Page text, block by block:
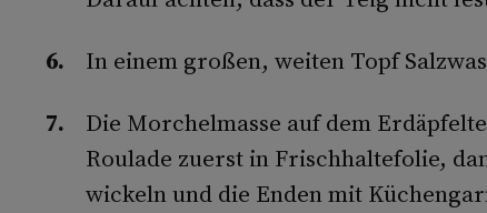
In einem großen, weiten Topf
Die Morchelmasse auf dem
Roulade zuerst in Frischhaltefolie,
wickeln und die Enden mit